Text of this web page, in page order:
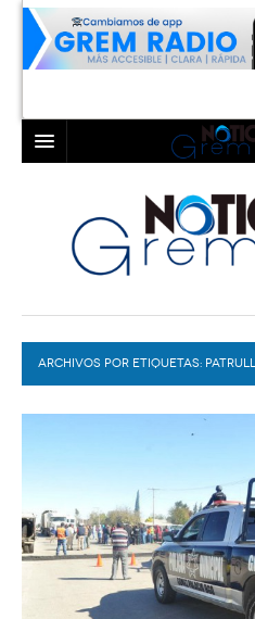
LAGUNA
TORREÓN
GÓMEZ PALACIO
LERDO
COAHUILA
DURANGO
DEPORTES
EL EXACTO
EXA INFORMA
CONTEXTOS
TRAYECTO LAGUNA
DIÁLOGOS CON LA HISTORIA
TWEETS AND BEATS
ACTUALIDADES GREM
ARCHIVOS POR ETIQUETAS: